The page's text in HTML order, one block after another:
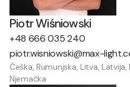
Piotr Wiśniowski
+48 666 035 240
piotr.wisniowski@max-
Češka, Rumunjska, Litva,
Njemačka